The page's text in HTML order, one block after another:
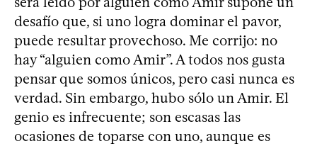
desafío que, si uno logra dominar el pavor,
puede resultar provechoso. Me corrijo: no
hay “alguien como Amir”. A todos nos gusta
pensar que somos únicos, pero casi nunca es
verdad. Sin embargo, hubo sólo un Amir. El
genio es infrecuente; son escasas las
ocasiones de toparse con uno, aunque es